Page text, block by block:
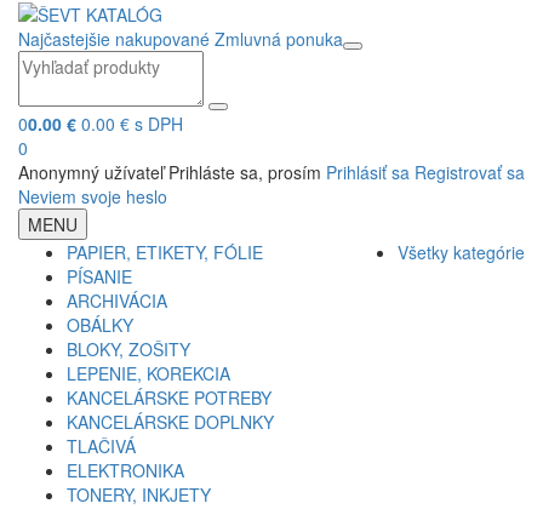
Najčastejšie nakupované Zmluvná ponuka
00.00 € 0.00 € s DPH
0
Anonymný užívateľ Prihláste sa, prosím Prihlásiť sa Registrovať sa
Neviem svoje heslo
MENU
PAPIER, ETIKETY, FÓLIE
PÍSANIE
ARCHIVÁCIA
OBÁLKY
BLOKY, ZOŠITY
LEPENIE, KOREKCIA
KANCELÁRSKE POTREBY
KANCELÁRSKE DOPLNKY
TLAČIVÁ
ELEKTRONIKA
TONERY, INKJETY
Všetky kategórie